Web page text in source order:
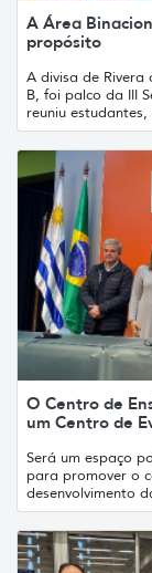
A Área
propósito
A divisa de
B, foi palco da III
reuniu
O Centro de
um Centro de
Será um espaço
para promover o
desenvolvimento